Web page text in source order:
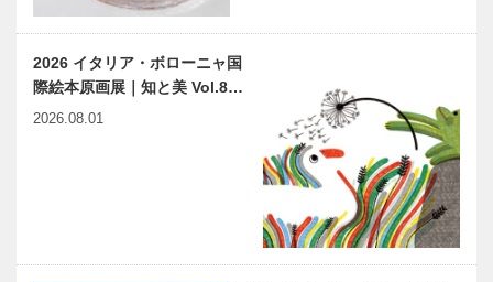
2026 イタリア・ボローニャ国
際絵本原画展｜知と美 Vol.8…
2026.08.01